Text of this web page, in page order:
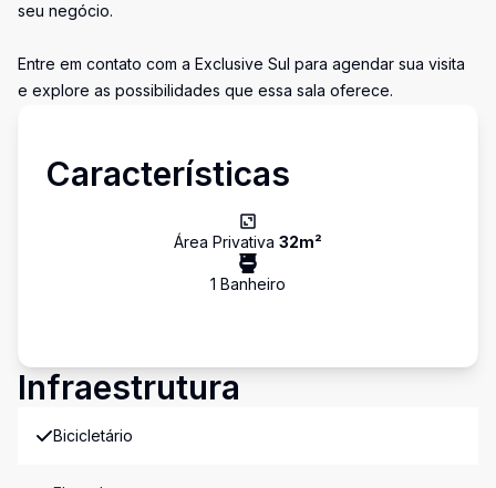
seu negócio.
Entre em contato com a Exclusive Sul para agendar sua visita
e explore as possibilidades que essa sala oferece.
Características
Área Privativa 32m²
1 Banheiro
Infraestrutura
Bicicletário